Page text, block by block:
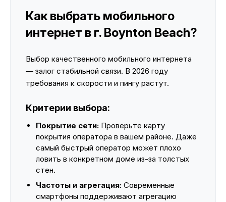
Как выбрать мобильного
интернет в г. Boynton Beach?
Выбор качественного мобильного интернета
— залог стабильной связи. В 2026 году
требования к скорости и пингу растут.
Критерии выбора:
Покрытие сети: Проверьте карту
покрытия оператора в вашем районе. Даже
самый быстрый оператор может плохо
ловить в конкретном доме из-за толстых
стен.
Частоты и агрегация: Современные
смартфоны поддерживают агрегацию